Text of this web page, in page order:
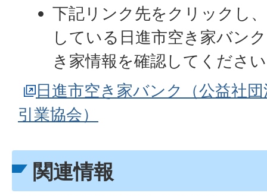
下記リンク先をクリックし
している日進市空き家バン
き家情報を確認してくださ
日進市空き家バンク（公益社
引業協会）
関連情報